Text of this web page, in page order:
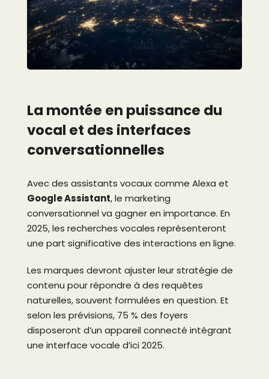
La montée en puissance du
vocal et des interfaces
conversationnelles
Avec des assistants vocaux comme Alexa et
Google Assistant, le marketing
conversationnel va gagner en importance. En
2025, les recherches vocales représenteront
une part significative des interactions en ligne.
Les marques devront ajuster leur stratégie de
contenu pour répondre à des requêtes
naturelles, souvent formulées en question. Et
selon les prévisions, 75 % des foyers
disposeront d’un appareil connecté intégrant
une interface vocale d’ici 2025.